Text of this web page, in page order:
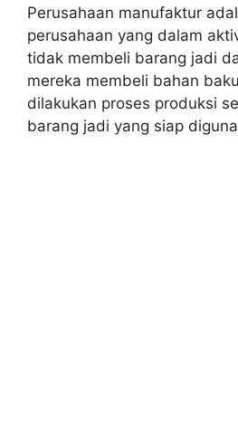
Perusahaan manufaktur
perusahaan yang dalam
tidak membeli barang jadi
mereka membeli bahan
dilakukan proses produksi
barang jadi yang siap